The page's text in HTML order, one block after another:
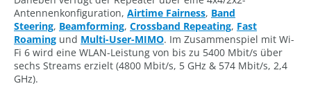
Antennenkonfiguration, Airtime Fairness, Band
Steering, Beamforming, Crossband Repeating, Fast
Roaming und Multi-User-MIMO. Im Zusammenspiel mit Wi-
Fi 6 wird eine WLAN-Leistung von bis zu 5400 Mbit/s über
sechs Streams erzielt (4800 Mbit/s, 5 GHz & 574 Mbit/s, 2,4
GHz).